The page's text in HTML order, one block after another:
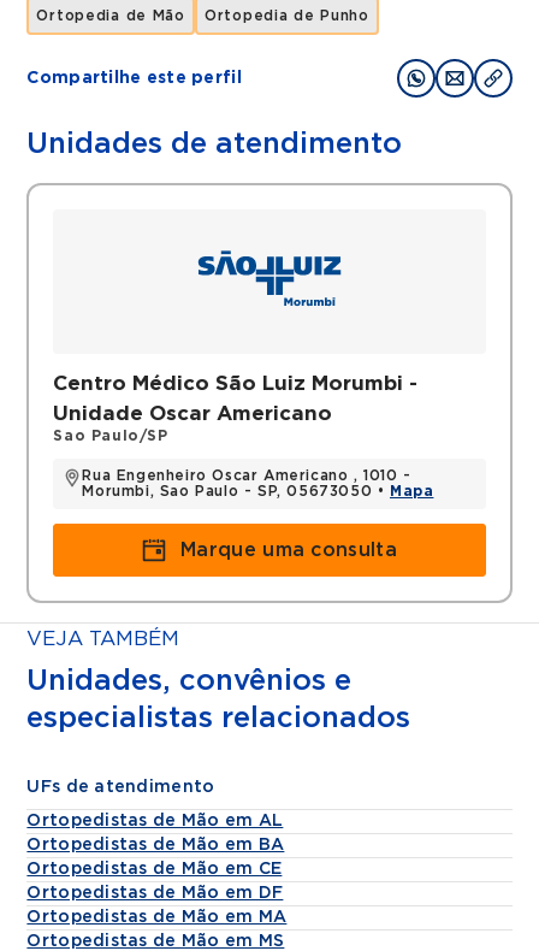
Ortopedia de Mão Ortopedia de Punho
Compartilhe este perfil
Unidades de atendimento
Centro Médico São Luiz Morumbi -
Unidade Oscar Americano
Sao Paulo/SP
Rua Engenheiro Oscar Americano , 1010 -
Morumbi, Sao Paulo - SP, 05673050 •
Mapa
Marque uma consulta
VEJA TAMBÉM
Unidades, convênios e
especialistas relacionados
UFs de atendimento
Ortopedistas de Mão em AL
Ortopedistas de Mão em BA
Ortopedistas de Mão em CE
Ortopedistas de Mão em DF
Ortopedistas de Mão em MA
Ortopedistas de Mão em MS